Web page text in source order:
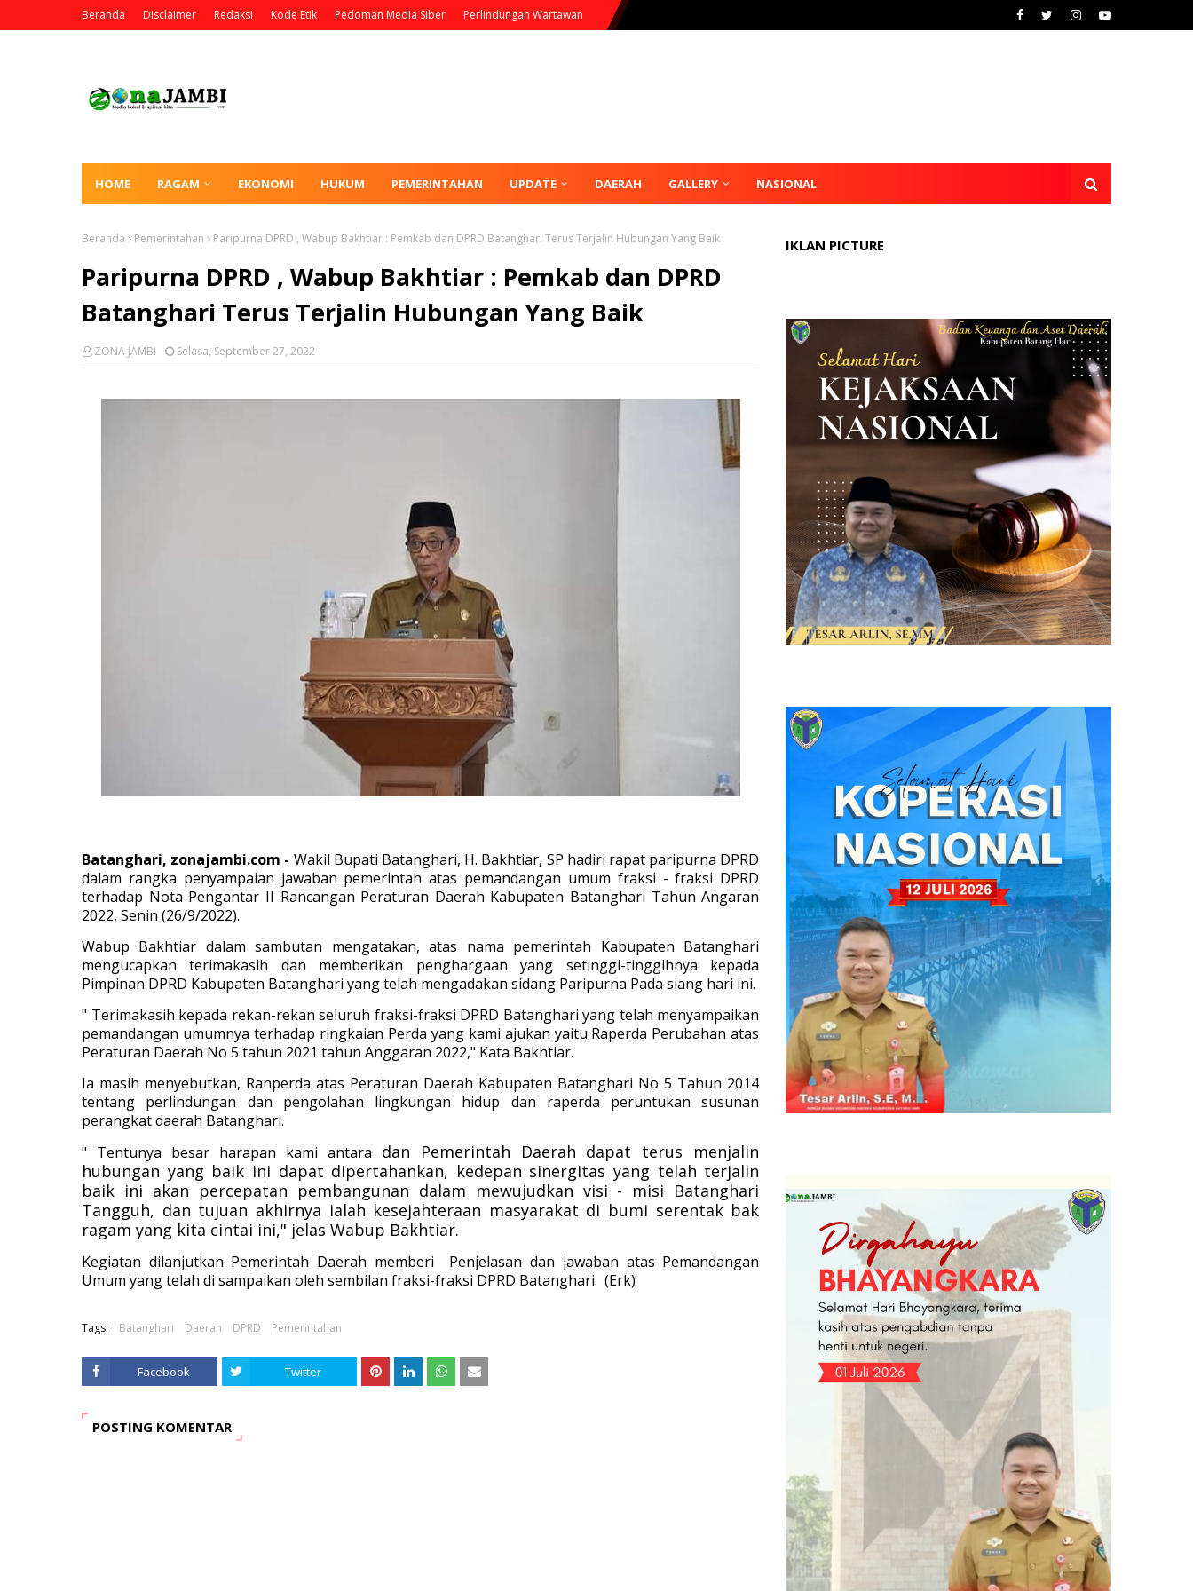
Beranda Disclaimer Redaksi Kode Etik Pedoman Media Siber Perlindungan Wartawan
HOME RAGAM EKONOMI HUKUM PEMERINTAHAN UPDATE DAERAH GALLERY NASIONAL
Beranda Pemerintahan Paripurna DPRD , Wabup Bakhtiar : Pemkab dan DPRD Batanghari Terus Terjalin Hubungan Yang Baik
Paripurna DPRD , Wabup Bakhtiar : Pemkab dan DPRD
Batanghari Terus Terjalin Hubungan Yang Baik
ZONA JAMBI Selasa, September 27, 2022
Batanghari, zonajambi.com - Wakil Bupati Batanghari, H. Bakhtiar, SP hadiri rapat paripurna DPRD
dalam rangka penyampaian jawaban pemerintah atas pemandangan umum fraksi - fraksi DPRD
terhadap Nota Pengantar II Rancangan Peraturan Daerah Kabupaten Batanghari Tahun Angaran
2022, Senin (26/9/2022).
Wabup Bakhtiar dalam sambutan mengatakan, atas nama pemerintah Kabupaten Batanghari
mengucapkan terimakasih dan memberikan penghargaan yang setinggi-tinggihnya kepada
Pimpinan DPRD Kabupaten Batanghari yang telah mengadakan sidang Paripurna Pada siang hari ini.
" Terimakasih kepada rekan-rekan seluruh fraksi-fraksi DPRD Batanghari yang telah menyampaikan
pemandangan umumnya terhadap ringkaian Perda yang kami ajukan yaitu Raperda Perubahan atas
Peraturan Daerah No 5 tahun 2021 tahun Anggaran 2022," Kata Bakhtiar.
Ia masih menyebutkan, Ranperda atas Peraturan Daerah Kabupaten Batanghari No 5 Tahun 2014
tentang perlindungan dan pengolahan lingkungan hidup dan raperda peruntukan susunan
perangkat daerah Batanghari.
" Tentunya besar harapan kami antara dan Pemerintah Daerah dapat terus menjalin
hubungan yang baik ini dapat dipertahankan, kedepan sinergitas yang telah terjalin
baik ini akan percepatan pembangunan dalam mewujudkan visi - misi Batanghari
Tangguh, dan tujuan akhirnya ialah kesejahteraan masyarakat di bumi serentak bak
ragam yang kita cintai ini," jelas Wabup Bakhtiar.
Kegiatan dilanjutkan Pemerintah Daerah memberi Penjelasan dan jawaban atas Pemandangan
Umum yang telah di sampaikan oleh sembilan fraksi-fraksi DPRD Batanghari. (Erk)
Tags: Batanghari Daerah DPRD Pemerintahan
Facebook Twitter
POSTING KOMENTAR
IKLAN PICTURE